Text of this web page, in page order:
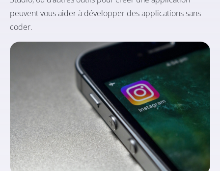
peuvent vous aider à développer des applications sans
coder.